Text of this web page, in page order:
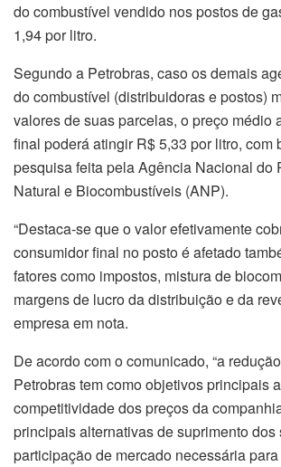
do combustível vendido nos postos de
1,94 por litro.
Segundo a Petrobras, caso os demais
do combustível (distribuidoras e postos)
valores de suas parcelas, o preço médio
final poderá atingir R$ 5,33 por litro, com
pesquisa feita pela Agência Nacional do
Natural e Biocombustíveis (ANP).
“Destaca-se que o valor efetivamente
consumidor final no posto é afetado
fatores como impostos, mistura de
margens de lucro da distribuição e da
empresa em nota.
De acordo com o comunicado, “a
Petrobras tem como objetivos principais
competitividade dos preços da
principais alternativas de suprimento
participação de mercado necessária